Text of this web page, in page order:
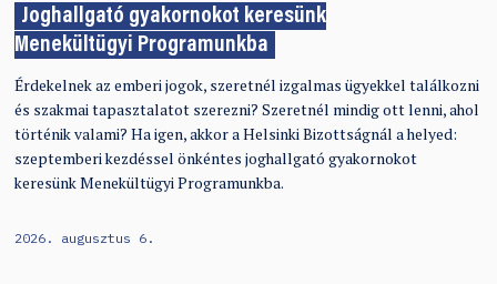
Joghallgató gyakornokot keresünk
Menekültügyi Programunkba
Érdekelnek az emberi jogok, szeretnél izgalmas ügyekkel találkozni
és szakmai tapasztalatot szerezni? Szeretnél mindig ott lenni, ahol
történik valami? Ha igen, akkor a Helsinki Bizottságnál a helyed:
szeptemberi kezdéssel önkéntes joghallgató gyakornokot
keresünk Menekültügyi Programunkba.
2026. augusztus 6.